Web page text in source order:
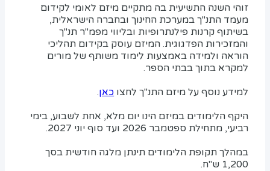
זוהי השנה התשיעית בה מתקיים מיזם לאומי לקידום
מעמד התנ"ך במערכת החינוך ובחברה הישראלית,
בשיתוף קרנות פילנתרופיות ובליווי מפמ"ר תנ"ך
והמזכירות הפדגוגית. המיזם עוסק בקידום תהליכי
הוראה ולמידה באמצעות לימוד משותף של מורים
למקרא בתוך בבתי הספר.
למידע נוסף על מיזם התנ"ך לחצו כאן.
היקף הלימודים במיזם הינו יום מלא, אחת לשבוע, בימי
רביעי, מתחילת ספטמבר 2026 ועד סוף יוני 2027.
במהלך תקופת הלימודים תינתן מלגה חודשית בסך
1,200 ש"ח.